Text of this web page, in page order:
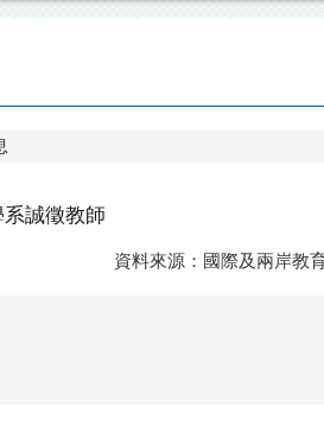
誠徵教師
資料來源：國際及兩岸教